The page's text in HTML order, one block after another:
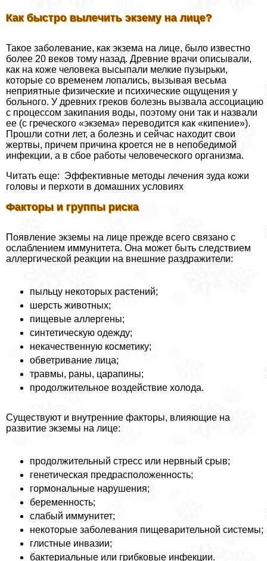
Как быстро вылечить экзему на лице?
Такое заболевание, как экзема на лице, было известно
более 20 веков тому назад. Древние врачи описывали,
как на коже человека высыпали мелкие пузырьки,
которые со временем лопались, вызывая весьма
неприятные физические и психические ощущения у
больного. У древних греков болезнь вызвала ассоциацию
с процессом закипания воды, поэтому они так и назвали
ее (с греческого «экзема» переводится как «кипение»).
Прошли сотни лет, а болезнь и сейчас находит свои
жертвы, причем причина кроется не в непобедимой
инфекции, а в сбое работы человеческого организма.
Читать еще: Эффективные методы лечения зуда кожи
головы и перхоти в домашних условиях
Факторы и группы риска
Появление экземы на лице прежде всего связано с
ослаблением иммунитета. Она может быть следствием
аллергической реакции на внешние раздражители:
пыльцу некоторых растений;
шерсть животных;
пищевые аллергены;
синтетическую одежду;
некачественную косметику;
обветривание лица;
травмы, раны, царапины;
продолжительное воздействие холода.
Существуют и внутренние факторы, влияющие на
развитие экземы на лице:
продолжительный стресс или нервный срыв;
генетическая предрасположенность;
гормональные нарушения;
беременность;
слабый иммунитет;
некоторые заболевания пищеварительной системы;
глистные инвазии;
бактериальные или грибковые инфекции.